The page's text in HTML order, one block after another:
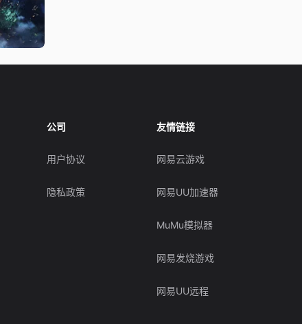
公司
用户协议
隐私政策
友情链接
网易云游戏
网易UU加速器
MuMu模拟器
网易发烧游戏
网易UU远程